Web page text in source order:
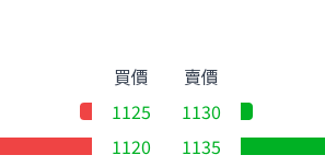
買價
1125
1120
賣價
1130
1135